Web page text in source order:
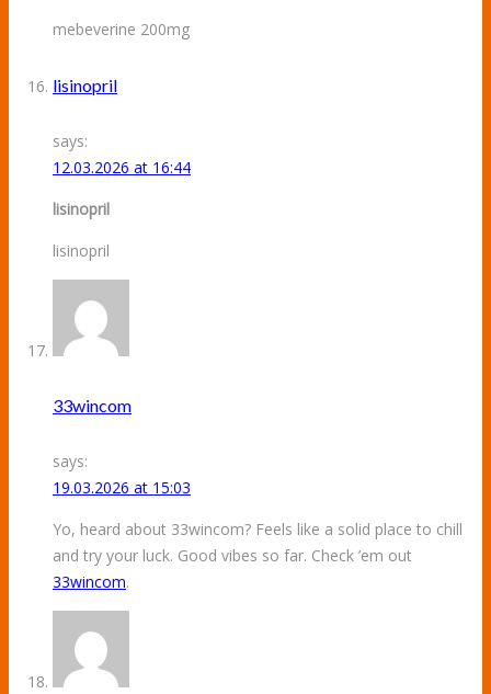
mebeverine 200mg
lisinopril
says:
12.03.2026 at 16:44
lisinopril
lisinopril
33wincom
says:
19.03.2026 at 15:03
Yo, heard about 33wincom? Feels like a solid place to chill
and try your luck. Good vibes so far. Check ’em out
33wincom.